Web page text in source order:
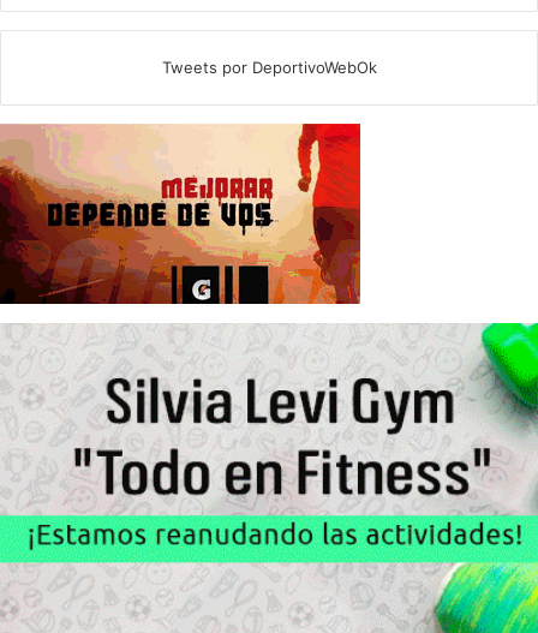
Tweets por DeportivoWebOk